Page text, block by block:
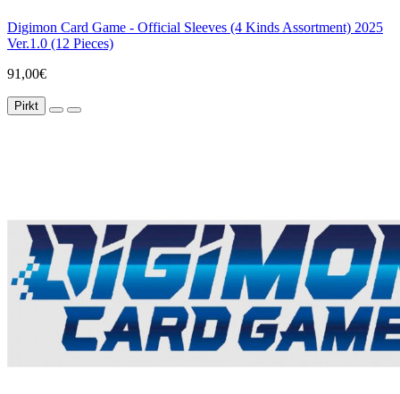
Digimon Card Game - Official Sleeves (4 Kinds Assortment) 2025
Ver.1.0 (12 Pieces)
91,00€
Pirkt